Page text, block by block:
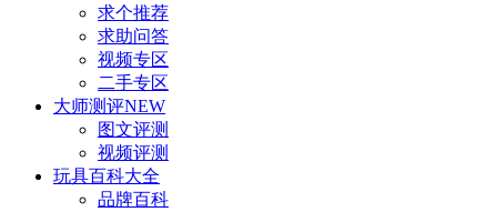
求个推荐
求助问答
视频专区
二手专区
大师测评NEW
图文评测
视频评测
玩具百科大全
品牌百科